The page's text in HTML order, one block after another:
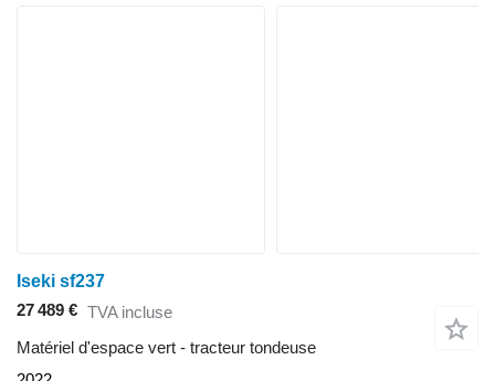
Iseki sf237
27 489 € TVA incluse
Matériel d'espace vert - tracteur tondeuse